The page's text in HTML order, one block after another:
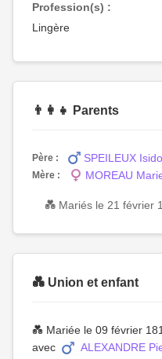
Profession(s) :
Lingère
👨‍👩‍👧 Parents
Père : SPEILEUX
Mère :
MOREAU
💑 Mariés le 21 février
💑 Union et enfant
💑 Mariée le 09 février
avec
ALEXANDRE